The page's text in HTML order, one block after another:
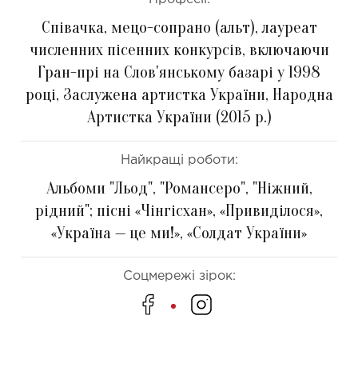
Співачка, мецо-сопрано (альт), лауреат
численних пісенних конкурсів, включаючи
Гран-прі на Слов'янському базарі у 1998
році, Заслужена артистка України, Народна
Артистка України (2015 р.)
Найкращі роботи:
Альбоми "Льод", "Романсеро", "Ніжний,
рідний"; пісні «Чінгісхан», «Привиділося»,
«Україна — це ми!», «Солдат України»
Соцмережі зірок: